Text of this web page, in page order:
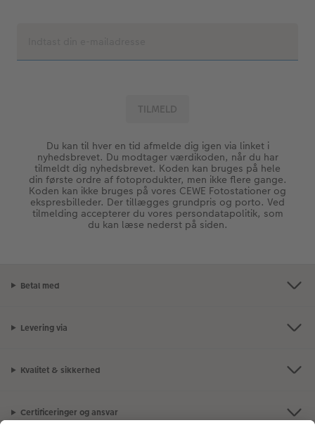
Du kan til hver en tid afmelde dig igen via linket i
nyhedsbrevet. Du modtager værdikoden, når du har
tilmeldt dig nyhedsbrevet. Koden kan bruges på hele
din første ordre af fotoprodukter, men ikke flere gange.
Koden kan ikke bruges på vores CEWE Fotostationer og
ekspresbilleder. Der tillægges grundpris og porto. Ved
tilmelding accepterer du vores persondatapolitik, som
du kan læse nederst på siden.
Betal med
Levering via
Kvalitet & sikkerhed
Certificeringer og ansvar